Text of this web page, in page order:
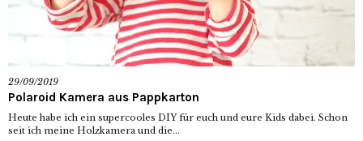
29/09/2019
Polaroid Kamera aus Pappkarton
Heute habe ich ein supercooles DIY für euch und eure Kids dabei. Schon
seit ich meine Holzkamera und die...